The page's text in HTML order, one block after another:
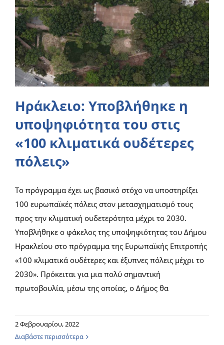
Ηράκλειο: Υποβλήθηκε η
υποψηφιότητα του στις
«100 κλιματικά ουδέτερες
πόλεις»
Το πρόγραμμα έχει ως βασικό στόχο να υποστηρίξει
100 ευρωπαϊκές πόλεις στον μετασχηματισμό τους
προς την κλιματική ουδετερότητα μέχρι το 2030.
Υποβλήθηκε ο φάκελος της υποψηφιότητας του Δήμου
Ηρακλείου στο πρόγραμμα της Ευρωπαϊκής Επιτροπής
«100 κλιματικά ουδέτερες και έξυπνες πόλεις μέχρι το
2030». Πρόκειται για μια πολύ σημαντική
πρωτοβουλία, μέσω της οποίας, ο Δήμος θα
2 Φεβρουαρίου, 2022
Διαβάστε περισσότερα